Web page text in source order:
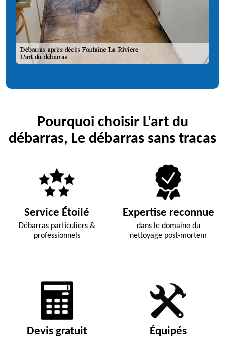
Pourquoi choisir L'art du
débarras, Le débarras sans tracas
Service Étoilé
Débarras particuliers &
professionnels
Expertise reconnue
dans le domaine du
nettoyage post-mortem
Devis gratuit Équipés